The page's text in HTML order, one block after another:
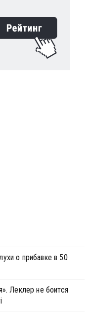
о прибавке в 50
Леклер не боится